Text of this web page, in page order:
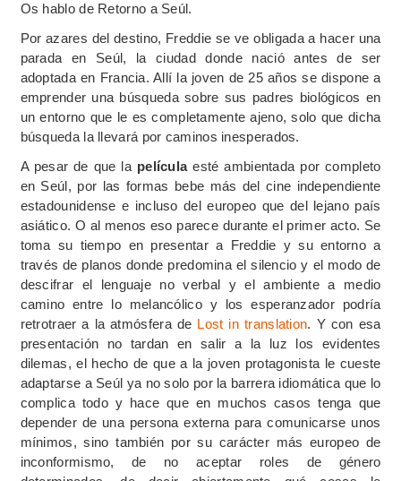
Os hablo de Retorno a Seúl.
Por azares del destino, Freddie se ve obligada a hacer una
parada en Seúl, la ciudad donde nació antes de ser
adoptada en Francia. Allí la joven de 25 años se dispone a
emprender una búsqueda sobre sus padres biológicos en
un entorno que le es completamente ajeno, solo que dicha
búsqueda la llevará por caminos inesperados.
A pesar de que la películaesté ambientada por completo
en Seúl, por las formas bebe más del cine independiente
estadounidense e incluso del europeo que del lejano país
asiático. O al menos eso parece durante el primer acto. Se
toma su tiempo en presentar a Freddie y su entorno a
través de planos donde predomina el silencio y el modo de
descifrar el lenguaje no verbal y el ambiente a medio
camino entre lo melancólico y los esperanzador podría
retrotraer a la atmósfera de Lost in translation. Y con esa
presentación no tardan en salir a la luz los evidentes
dilemas, el hecho de que a la joven protagonista le cueste
adaptarse a Seúl ya no solo por la barrera idiomática que lo
complica todo y hace que en muchos casos tenga que
depender de una persona externa para comunicarse unos
mínimos, sino también por su carácter más europeo de
inconformismo, de no aceptar roles de género